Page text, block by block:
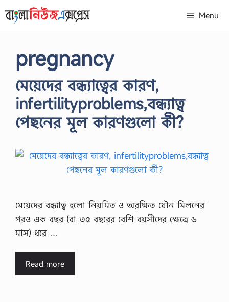
to
Menu
pregnancy
মেয়েদের বন্ধ্যাত্বের কারণ,
infertilityproblems,বন্ধ্যাত্ব
পেছনের মূল কারণগুলো কী?
মেয়েদের বন্ধ্যাত্ব হলো নিয়মিত ও অরক্ষিত যৌন মিলনের
পরও এক বছর (বা ৩৫ বছরের বেশি বয়সীদের ক্ষেত্রে ৬
মাস) ধরে …
Read more